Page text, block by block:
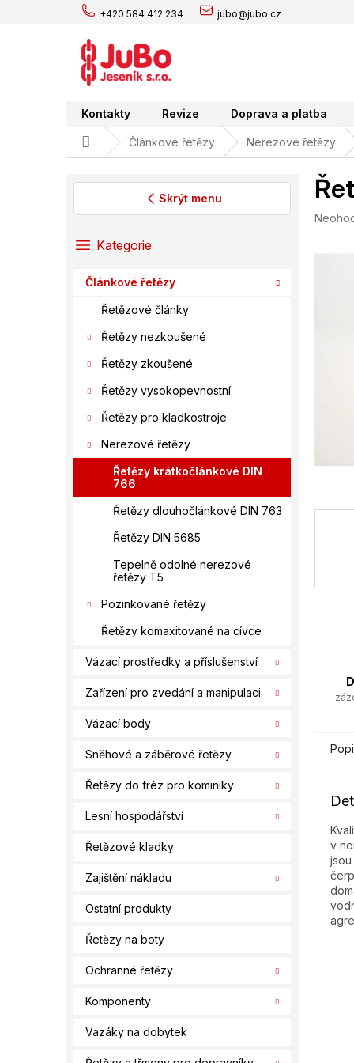
+420 584 412 234 jubo@jubo.cz
Kontakty Revize Doprava a platba
Domů Článkové řetězy Nerezové řetězy
Skrýt menu
PřeskočitKategorie
Článkové řetězy
Řetězové články
Řetězy nezkoušené
Řetězy zkoušené
Řetězy vysokopevnostní
Řetězy pro kladkostroje
Nerezové řetězy
Řetězy krátkočlánkové DIN
766
Řetězy dlouhočlánkové DIN 763
Řetězy DIN 5685
Tepelně odolné nerezové
řetězy T5
Pozinkované řetězy
Řetězy komaxitované na cívce
Vázací prostředky a příslušenství
Zařízení pro zvedání a manipulaci
Vázací body
Sněhové a záběrové řetězy
Řetězy do fréz pro kominíky
Lesní hospodářství
Řetězové kladky
Zajištění nákladu
Ostatní produkty
Řetězy na boty
Ochranné řetězy
Komponenty
Vazáky na dobytek
v